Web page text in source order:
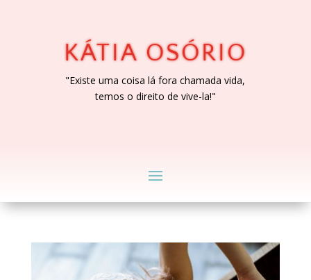
KÁTIA OSÓRIO
"Existe uma coisa lá fora chamada vida,
temos o direito de vive-la!"